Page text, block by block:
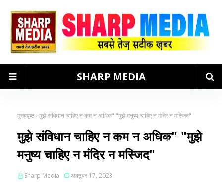
SHARP MEDIA
मुख्यपृष्ठ मुझे संविधान चाहिए न कम न अधिक" "मुझे मनुष्य चाहिए न मंदिर न मस्जिद"
मुझे संविधान चाहिए न कम न अधिक" "मुझे
मनुष्य चाहिए न मंदिर न मस्जिद"
Sharp Media अक्टूबर 17, 2023